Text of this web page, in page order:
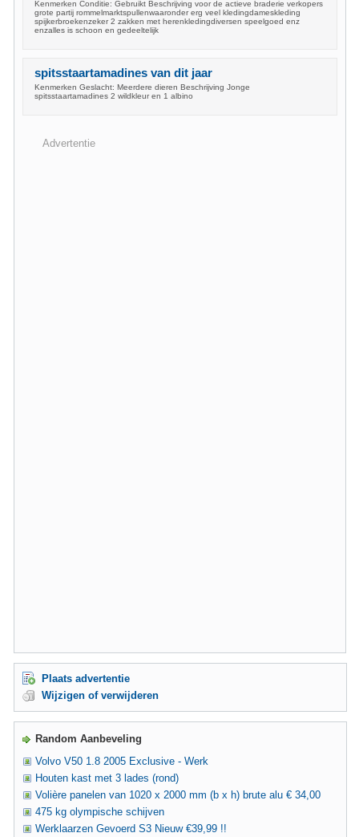
Kenmerken Conditie: Gebruikt Beschrijving voor de actieve braderie verkopers
grote partij rommelmarktspullenwaaronder erg veel kledingdameskleding
spijkerbroekenzeker 2 zakken met herenkledingdiversen speelgoed enz
enzalles is schoon en gedeeltelijk
spitsstaartamadines van dit jaar
Kenmerken Geslacht: Meerdere dieren Beschrijving Jonge
spitsstaartamadines 2 wildkleur en 1 albino
Advertentie
Plaats advertentie
Wijzigen of verwijderen
Random Aanbeveling
Volvo V50 1.8 2005 Exclusive - Werk
Houten kast met 3 lades (rond)
Volière panelen van 1020 x 2000 mm (b x h) brute alu € 34,00
475 kg olympische schijven
Werklaarzen Gevoerd S3 Nieuw €39,99 !!